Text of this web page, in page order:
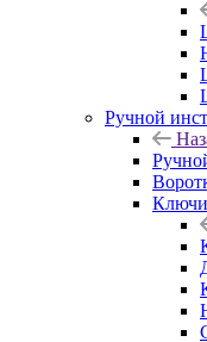
Ручной
Ключи